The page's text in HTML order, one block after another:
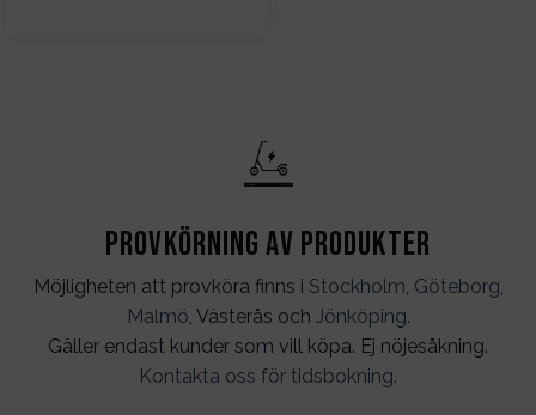
Provkörning av produkter
Möjligheten att provköra finns i Stockholm, Göteborg,
Malmö, Västerås och Jönköping.
Gäller endast kunder som vill köpa. Ej nöjesåkning.
Kontakta oss för tidsbokning.